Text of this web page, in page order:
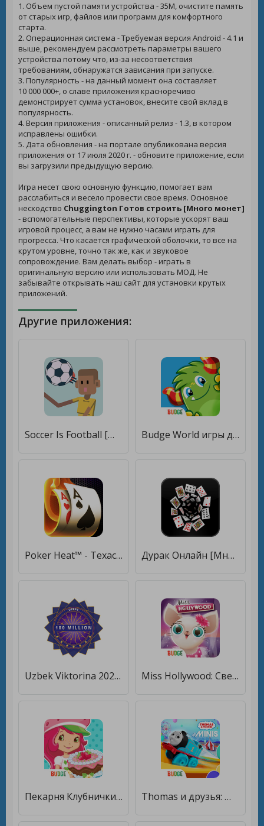
1. Объем пустой памяти устройства - 35M, очистите память
от старых игр, файлов или программ для комфортного
старта.
2. Операционная система - Требуемая версия Android - 4.1 и
выше, рекомендуем рассмотреть параметры вашего
устройства потому что, из-за несоответствия
требованиям, обнаружатся зависания при запуске.
3. Популярность - на данный момент она составляет
10 000 000+, о славе приложения красноречиво
демонстрирует сумма установок, внесите свой вклад в
популярность.
4. Версия приложения - описанный релиз - 1.3, в котором
исправлены ошибки.
5. Дата обновления - на портале опубликована версия
приложения от 17 июля 2020 г. - обновите приложение, если
вы загрузили предыдущую версию.
Игра несет свою основную функцию, помогает вам
расслабиться и весело провести свое время. Основное
несходство Chuggington Готов строить [Много монет]
- вспомогательные перспективы, которые ускорят ваш
игровой процесс, а вам не нужно часами играть для
прогресса. Что касается графической оболочки, то все на
крутом уровне, точно так же, как и звуковое
сопровождение. Вам делать выбор - играть в
оригинальную версию или использовать МОД. Не
забывайте открывать наш сайт для установки крутых
приложений.
Другие приложения:
Soccer Is Football [Много монет] Budge World игры для детей [Много монет]
Poker Heat™ - Техасский Холдем [Много монет] Дурак Онлайн [Много монет]
Uzbek Viktorina 2020 - 100 Million [Много монет] Miss Hollywood: Свет, камера, мода! [Много монет]
Пекарня Клубнички [Много монет] Thomas и друзья: Minis [Много монет]